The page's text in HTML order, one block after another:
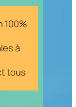
100%
à
tous